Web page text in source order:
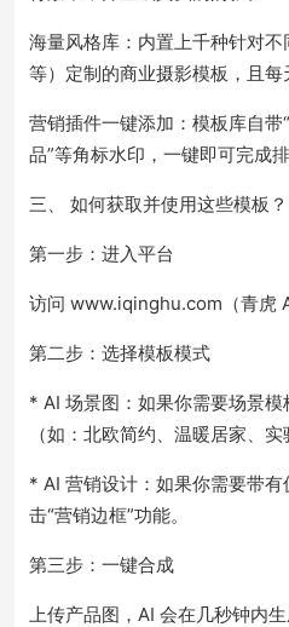
海量风格库：内置上千种针对
等）定制的商业摄影模板，且每
营销插件一键添加：模板库自带
品”等角标水印，一键即可完成排
三、 如何获取并使用这些模板？
第一步：进入平台
访问 www.iqinghu.com（青虎
第二步：选择模板模式
* AI 场景图：如果你需要场景
（如：北欧简约、温暖居家、实
* AI 营销设计：如果你需要带
击“营销边框”功能。
第三步：一键合成
上传产品图，AI 会在几秒钟内